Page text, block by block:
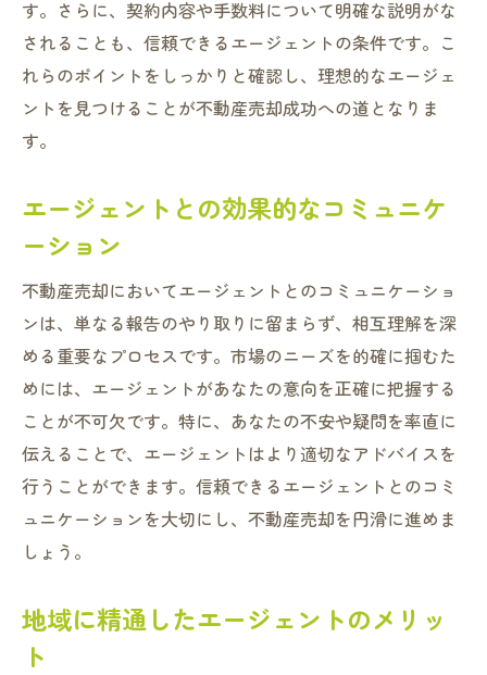
す。さらに、契約内容や手数料について明確な説明がな
されることも、信頼できるエージェントの条件です。こ
れらのポイントをしっかりと確認し、理想的なエージェ
ントを見つけることが不動産売却成功への道となりま
す。
エージェントとの効果的なコミュニケ
ーション
不動産売却においてエージェントとのコミュニケーショ
ンは、単なる報告のやり取りに留まらず、相互理解を深
める重要なプロセスです。市場のニーズを的確に掴むた
めには、エージェントがあなたの意向を正確に把握する
ことが不可欠です。特に、あなたの不安や疑問を率直に
伝えることで、エージェントはより適切なアドバイスを
行うことができます。信頼できるエージェントとのコミ
ュニケーションを大切にし、不動産売却を円滑に進めま
しょう。
地域に精通したエージェントのメリッ
ト